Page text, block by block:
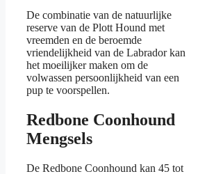
De combinatie van de natuurlijke
reserve van de Plott Hound met
vreemden en de beroemde
vriendelijkheid van de Labrador kan
het moeilijker maken om de
volwassen persoonlijkheid van een
pup te voorspellen.
Redbone Coonhound
Mengsels
De Redbone Coonhound kan 45 tot